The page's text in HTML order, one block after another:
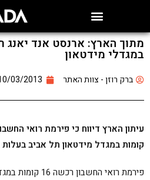
מתוך הארץ: ארנסט אנד
במגדלי מידטאון
ברק רוזן - צוות האתר 03/2013
קומות במגדל מידטאון תל אביב בעלות של 256
פירמת רואי